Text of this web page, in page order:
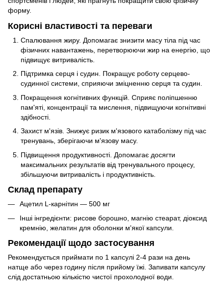
форму.
Корисні властивості та переваги
Спалювання жиру. Допомагає знизити масу тіла під час
фізичних навантажень, перетворюючи жир на енергію, що
підвищує витривалість.
Підтримка серця і судин. Покращує роботу серцево-
судинної системи, сприяючи зміцненню серця та судин.
Покращення когнітивних функцій. Сприяє поліпшенню
пам'яті, концентрації та мислення, підвищуючи когнітивні
здібності.
Захист м'язів. Знижує ризик м'язового катаболізму під час
тренувань, зберігаючи м'язову масу.
Підвищення продуктивності. Допомагає досягти
максимальних результатів від тренувального процесу,
збільшуючи витривалість і продуктивність.
Склад препарату
Ацетил L-карнітин — 500 мг
Інші інгредієнти: рисове борошно, магнію стеарат, діоксид
кремнію, желатин для оболонки м'якої капсули.
Рекомендації щодо застосування
Рекомендується приймати по 1 капсулі 2-4 рази на день
натще або через годину після прийому їжі. Запивати капсулу
слід достатньою кількістю чистої прохолодної води.